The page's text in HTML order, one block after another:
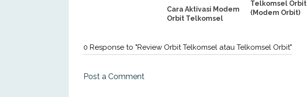
Cara Aktivasi Modem
Orbit Telkomsel
Telkomsel Orbit
(Modem Orbit)
0 Response to "Review Orbit Telkomsel atau Telkomsel Orbit"
Post a Comment